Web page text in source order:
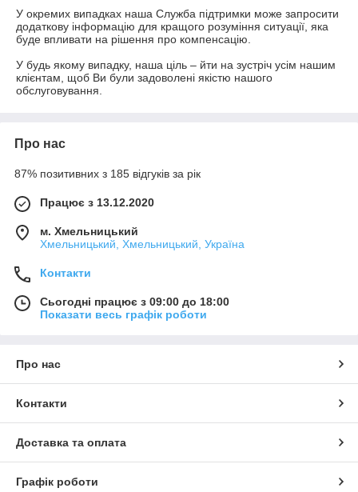
У окремих випадках наша Служба підтримки може запросити
додаткову інформацію для кращого розуміння ситуації, яка
буде впливати на рішення про компенсацію.
У будь якому випадку, наша ціль – йти на зустріч усім нашим
клієнтам, щоб Ви були задоволені якістю нашого
Про нас
87% позитивних з 185 відгуків за рік
Працює з 13.12.2020
м. Хмельницький
Хмельницький, Хмельницький, Україна
Контакти
Сьогодні працює з 09:00 до 18:00
Показати весь графік роботи
Про нас
Контакти
Доставка та оплата
Графік роботи